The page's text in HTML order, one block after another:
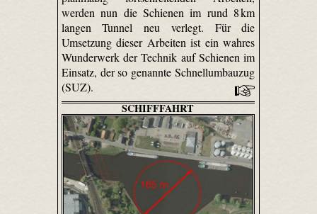
werden nun die Schienen im rund 8 km
langen Tunnel neu verlegt. Für die
Umsetzung dieser Arbeiten ist ein wahres
Wunderwerk der Technik auf Schienen im
Einsatz, der so genannte Schnellumbauzug
(SUZ).
SCHIFFFAHRT